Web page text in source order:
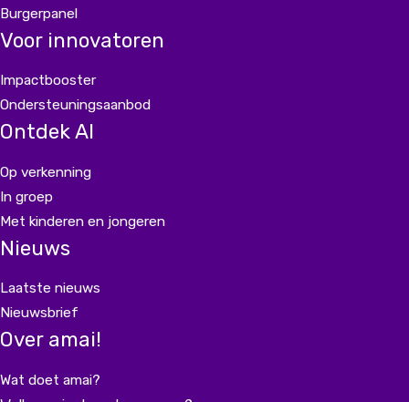
Burgerpanel
Voor innovatoren
Impactbooster
Ondersteuningsaanbod
Ontdek AI
Op verkenning
In groep
Met kinderen en jongeren
Nieuws
Laatste nieuws
Nieuwsbrief
Over amai!
Wat doet amai?